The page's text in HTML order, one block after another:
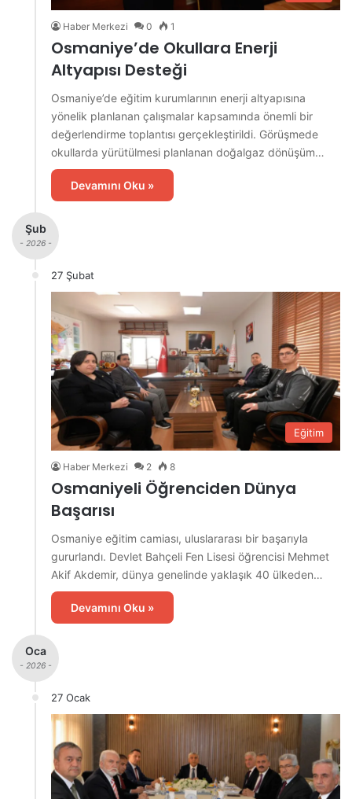
Haber Merkezi 0 1
Osmaniye’de Okullara Enerji
Altyapısı Desteği
Osmaniye’de eğitim kurumlarının enerji altyapısına
yönelik planlanan çalışmalar kapsamında önemli bir
değerlendirme toplantısı gerçekleştirildi. Görüşmede
okullarda yürütülmesi planlanan doğalgaz dönüşüm…
Devamını Oku »
Şub
- 2026 -
27 Şubat
Eğitim
Haber Merkezi 2 8
Osmaniyeli Öğrenciden Dünya
Başarısı
Osmaniye eğitim camiası, uluslararası bir başarıyla
gururlandı. Devlet Bahçeli Fen Lisesi öğrencisi Mehmet
Akif Akdemir, dünya genelinde yaklaşık 40 ülkeden…
Devamını Oku »
Oca
- 2026 -
27 Ocak